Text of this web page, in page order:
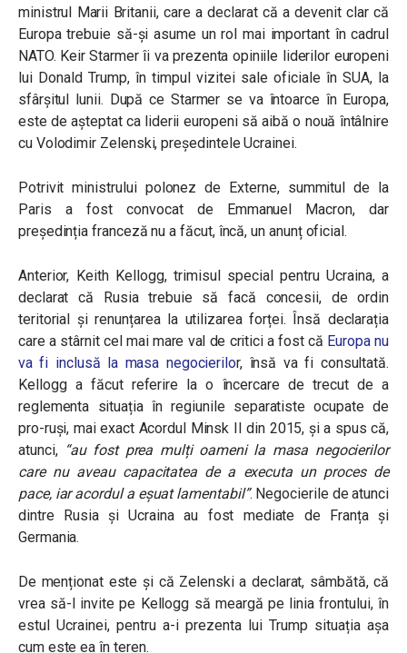
ministrul Marii Britanii, care a declarat că a devenit clar că
Europa trebuie să-și asume un rol mai important în cadrul
NATO. Keir Starmer îi va prezenta opiniile liderilor europeni
lui Donald Trump, în timpul vizitei sale oficiale în SUA, la
sfârșitul lunii. După ce Starmer se va întoarce în Europa,
este de așteptat ca liderii europeni să aibă o nouă întâlnire
cu Volodimir Zelenski, președintele Ucrainei.
Potrivit ministrului polonez de Externe, summitul de la
Paris a fost convocat de Emmanuel Macron, dar
președinția franceză nu a făcut, încă, un anunț oficial.
Anterior, Keith Kellogg, trimisul special pentru Ucraina, a
declarat că Rusia trebuie să facă concesii, de ordin
teritorial și renunțarea la utilizarea forței. Însă declarația
care a stârnit cel mai mare val de critici a fost că Europa nu
va fi inclusă la masa negocierilor, însă va fi consultată.
Kellogg a făcut referire la o încercare de trecut de a
reglementa situația în regiunile separatiste ocupate de
pro-ruși, mai exact Acordul Minsk II din 2015, și a spus că,
atunci, “au fost prea mulți oameni la masa negocierilor
care nu aveau capacitatea de a executa un proces de
pace, iar acordul a eșuat lamentabil”. Negocierile de atunci
dintre Rusia și Ucraina au fost mediate de Franța și
Germania.
De menționat este și că Zelenski a declarat, sâmbătă, că
vrea să-l invite pe Kellogg să meargă pe linia frontului, în
estul Ucrainei, pentru a-i prezenta lui Trump situația așa
cum este ea în teren.